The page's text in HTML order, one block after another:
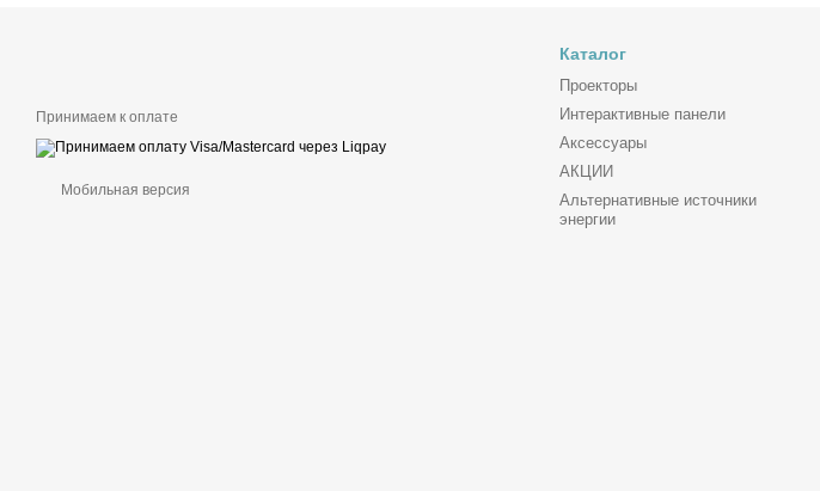
Принимаем к оплате
Мобильная версия
Каталог
Проекторы
Интерактивные панели
Аксессуары
АКЦИИ
Альтернативные источники
энергии